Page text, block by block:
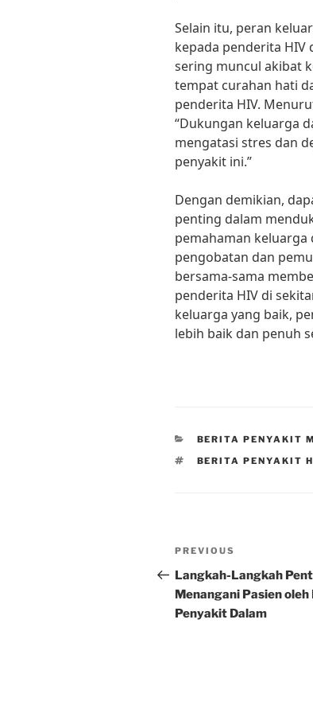
Selain itu, peran
kepada penderita HIV
sering muncul akibat
tempat curahan hati
penderita HIV.
“Dukungan keluarga
mengatasi stres dan
penyakit ini.”
Dengan demikian,
penting dalam
pemahaman
pengobatan dan
bersama-sama
penderita HIV di
keluarga yang baik,
lebih baik dan penuh
CATEGORIES
BERITA PENYAKIT
TAGS
BERITA PENYAKIT
Post
navigation
Previous
Post
PREVIOUS
Langkah-Langkah
Menangani Pasien
Penyakit Dalam